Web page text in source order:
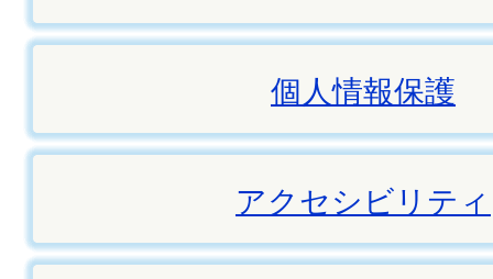
個人情報保護
アクセシビリティ